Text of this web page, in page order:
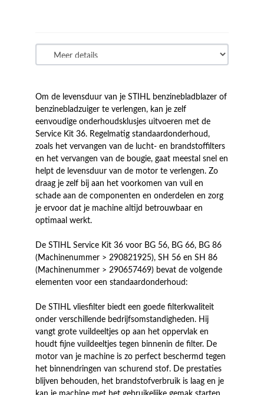
Om de levensduur van je STIHL benzinebladblazer of
benzinebladzuiger te verlengen, kan je zelf
eenvoudige onderhoudsklusjes uitvoeren met de
Service Kit 36. Regelmatig standaardonderhoud,
zoals het vervangen van de lucht- en brandstoffilters
en het vervangen van de bougie, gaat meestal snel en
helpt de levensduur van de motor te verlengen. Zo
draag je zelf bij aan het voorkomen van vuil en
schade aan de componenten en onderdelen en zorg
je ervoor dat je machine altijd betrouwbaar en
optimaal werkt.
De STIHL Service Kit 36 voor BG 56, BG 66, BG 86
(Machinenummer > 290821925), SH 56 en SH 86
(Machinenummer > 290657469) bevat de volgende
elementen voor een standaardonderhoud:
De STIHL vliesfilter biedt een goede filterkwaliteit
onder verschillende bedrijfsomstandigheden. Hij
vangt grote vuildeeltjes op aan het oppervlak en
houdt fijne vuildeeltjes tegen binnenin de filter. De
motor van je machine is zo perfect beschermd tegen
het binnendringen van schurend stof. De prestaties
blijven behouden, het brandstofverbruik is laag en je